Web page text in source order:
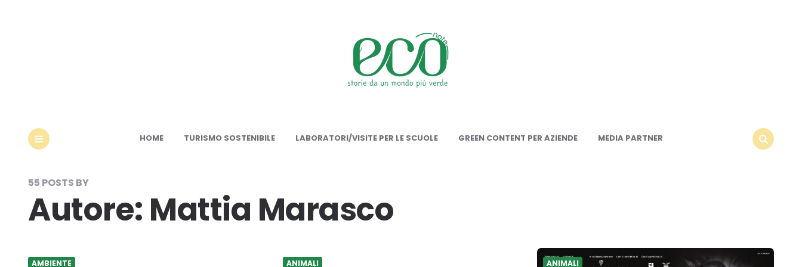
HOME TURISMO SOSTENIBILE LABORATORI/VISITE PER LE SCUOLE GREEN CONTENT PER AZIENDE
MEDIA PARTNER
55 POSTS BY
Autore: Mattia Marasco
AMBIENTE ANIMALI ANIMALI